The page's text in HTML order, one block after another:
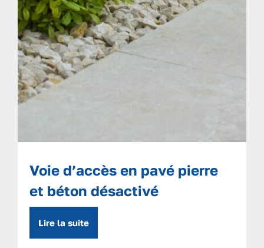
Voie d’accès en pavé pierre
et béton désactivé
Lire la suite